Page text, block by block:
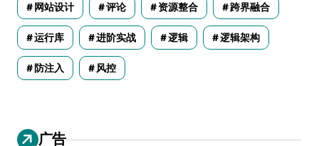
网站设计 评论 资源整合 跨界融合
运行库 进阶实战 逻辑 逻辑架构
防注入 风控
广告